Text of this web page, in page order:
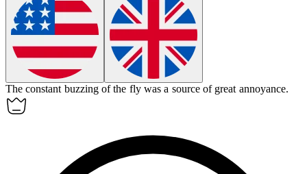
The constant buzzing of the fly was a source of great annoyance.